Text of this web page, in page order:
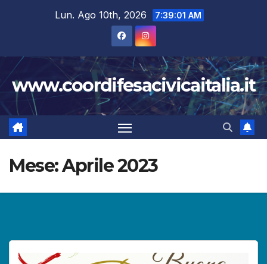
Lun. Ago 10th, 2026 7:39:01 AM
www.coordifesacivicaitalia.it
Mese:Aprile 2023